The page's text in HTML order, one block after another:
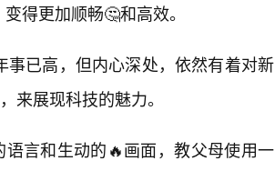
得更加顺畅🤔和高效。
已高，但内心深处，依然有着对新
来展现科技的魅力。
言和生动的🔥画面，教父母使用一